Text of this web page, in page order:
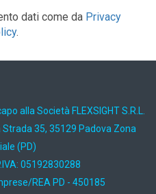
dati come da Privacy
.
alla Società FLEXSIGHT S.R.L.
35, 35129 Padova Zona
(PD)
05192830288
REA PD - 450185